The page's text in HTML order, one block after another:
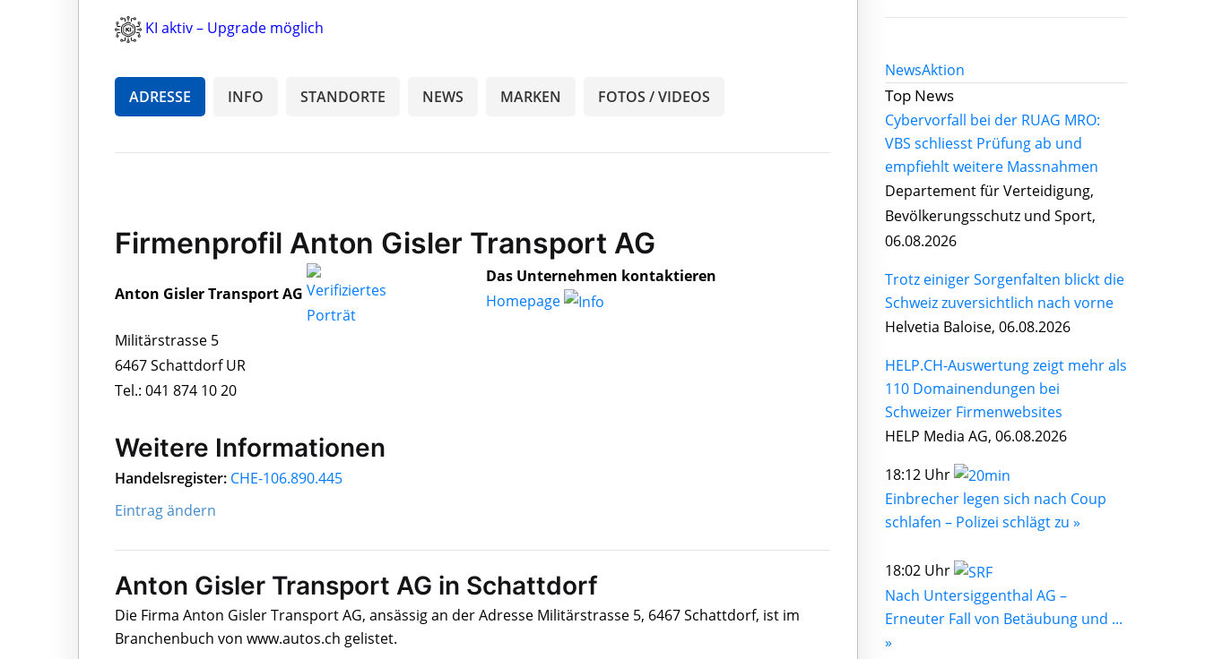
KI aktiv – Upgrade möglich
ADRESSE INFO STANDORTE NEWS MARKEN FOTOS / VIDEOS
Firmenprofil Anton Gisler Transport AG
Anton Gisler Transport AG
Militärstrasse 5
6467 Schattdorf UR
Tel.: 041 874 10 20
Das Unternehmen kontaktieren
Homepage
Weitere Informationen
Handelsregister: CHE-106.890.445
Eintrag ändern
Anton Gisler Transport AG in Schattdorf
Die Firma Anton Gisler Transport AG, ansässig an der Adresse Militärstrasse 5, 6467 Schattdorf, ist im
Branchenbuch von www.autos.ch gelistet.
NewsAktion
Top News
Cybervorfall bei der RUAG MRO:
VBS schliesst Prüfung ab und
empfiehlt weitere Massnahmen
Departement für Verteidigung,
Bevölkerungsschutz und Sport,
06.08.2026
Trotz einiger Sorgenfalten blickt die
Schweiz zuversichtlich nach vorne
Helvetia Baloise, 06.08.2026
HELP.CH-Auswertung zeigt mehr als
110 Domainendungen bei
Schweizer Firmenwebsites
HELP Media AG, 06.08.2026
18:12 Uhr
Einbrecher legen sich nach Coup
schlafen – Polizei schlägt zu »
18:02 Uhr
Nach Untersiggenthal AG –
Erneuter Fall von Betäubung und ...
»